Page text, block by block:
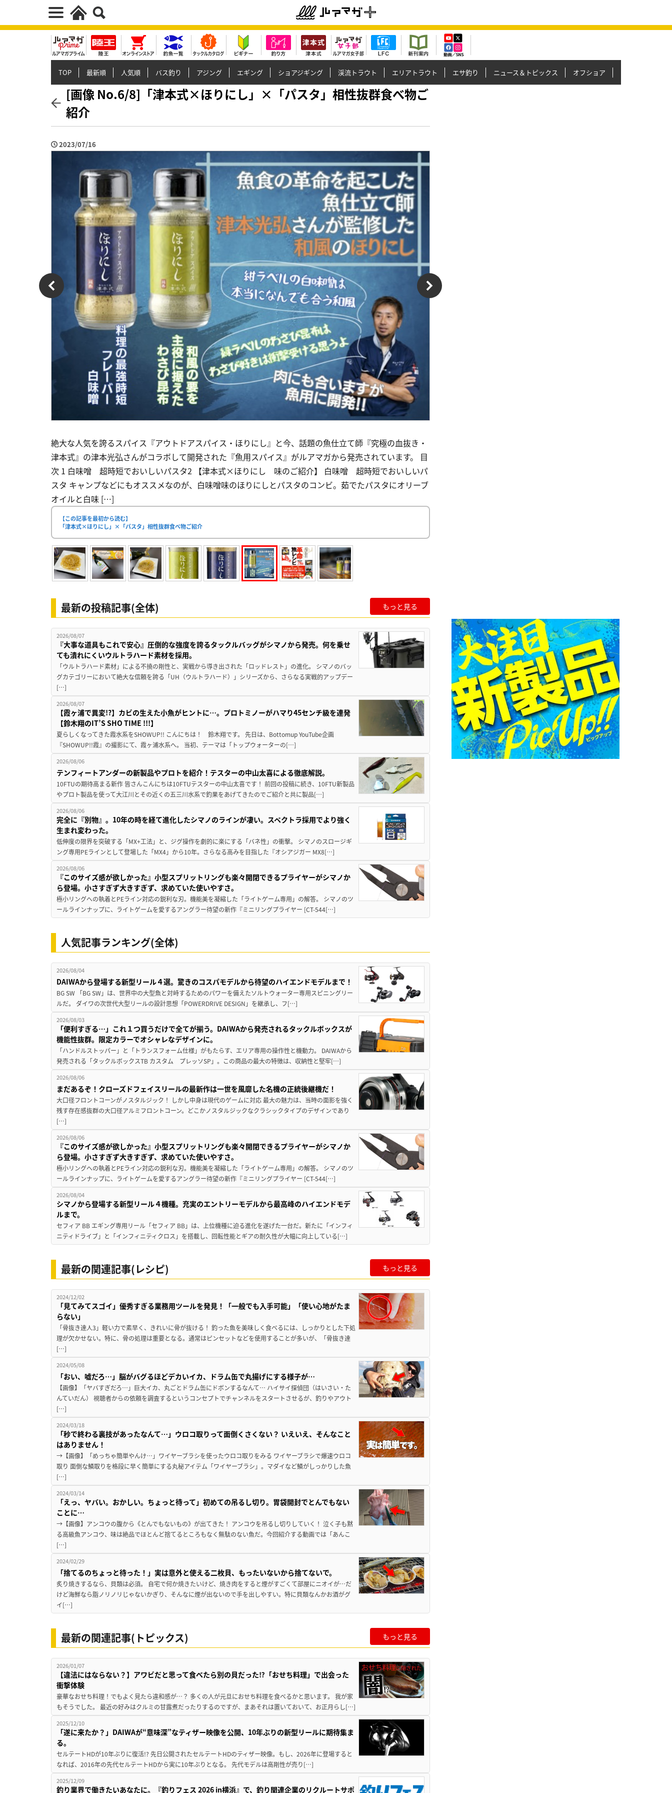
TOP 最新順 人気順 バス釣り アジング エギング ショアジギング 渓流トラウト エリアトラウト エサ釣り ニュース＆トピックス オフショア
[画像 No.6/8]「津本式×ほりにし」×「パスタ」相性抜群食べ物ご
紹介
2023/07/16
絶大な人気を誇るスパイス『アウトドアスパイス・ほりにし』と今、話題の魚仕立て師『究極の血抜き・
津本式』の津本光弘さんがコラボして開発された『魚用スパイス』がルアマガから発売されています。 目
次 1 白味噌 超時短でおいしいパスタ2 【津本式×ほりにし 味のご紹介】 白味噌 超時短でおいしいパ
スタ キャンプなどにもオススメなのが、白味噌味のほりにしとパスタのコンビ。茹でたパスタにオリーブ
オイルと白味 […]
【この記事を最初から読む】
「津本式×ほりにし」×「パスタ」相性抜群食べ物ご紹介
最新の投稿記事(全体) もっと見る
2026/08/07
『大事な道具もこれで安心』圧倒的な強度を誇るタックルバッグがシマノから発売。何を乗せ
ても潰れにくいウルトラハード素材を採用。
「ウルトラハード素材」による不撓の剛性と、実戦から導き出された「ロッドレスト」の進化。 シマノのバッ
グカテゴリーにおいて絶大な信頼を誇る「UH（ウルトラハード）」シリーズから、さらなる実戦的アップデー
[…]
2026/08/07
【霞ヶ浦で異変!?】カビの生えた小魚がヒントに…。プロトミノーがハマり45センチ級を連発
【鈴木翔のIT’S SHO TIME !!!】
夏らしくなってきた霞水系をSHOWUP!! こんにちは！ 鈴木翔です。 先日は、Bottomup YouTube企画
『SHOWUP!!霞』の撮影にて、霞ヶ浦水系へ。 当初、テーマは「トップウォーターの[…]
2026/08/06
テンフィートアンダーの新製品やプロトを紹介！テスターの中山太喜による徹底解説。
10FTUの期待高まる新作 皆さんこんにちは10FTUテスターの中山太喜です！ 前回の投稿に続き、10FTU新製品
やプロト製品を使って大江川とその近くの五三川水系で釣果をあげてきたのでご紹介と共に製品[…]
2026/08/06
完全に『別物』。10年の時を経て進化したシマノのラインが凄い。スペクトラ採用でより強く
生まれ変わった。
低伸度の限界を突破する「MX+工法」と、ジグ操作を劇的に楽にする「バネ性」の衝撃。 シマノのスロージギ
ング専用PEラインとして登場した「MX4」から10年。さらなる高みを目指した『オシアジガー MX8[…]
2026/08/06
『このサイズ感が欲しかった』小型スプリットリングも楽々開閉できるプライヤーがシマノか
ら登場。小さすぎず大きすぎず、求めていた使いやすさ。
極小リングへの執着とPEライン対応の鋭利な刃。機能美を凝縮した「ライトゲーム専用」の解答。 シマノのツ
ールラインナップに、ライトゲームを愛するアングラー待望の新作『ミニリングプライヤー [CT-544[…]
人気記事ランキング(全体)
2026/08/04
DAIWAから登場する新型リール４選。驚きのコスパモデルから待望のハイエンドモデルまで！
BG SW 「BG SW」は、世界中の大型魚と対峙するためのパワーを備えたソルトウォーター専用スピニングリー
ルだ。 ダイワの次世代大型リールの設計思想「POWERDRIVE DESIGN」を継承し、フ[…]
2026/08/03
「便利すぎる…」これ１つ買うだけで全てが揃う。DAIWAから発売されるタックルボックスが
機能性抜群。限定カラーでオシャレなデザインに。
「ハンドルストッパー」と「トランスフォーム仕様」がもたらす、エリア専用の操作性と機動力。 DAIWAから
発売される「タックルボックスTB カスタム プレッソSP」。この商品の最大の特徴は、収納性と堅牢[…]
2026/08/06
まだあるぞ！クローズドフェイスリールの最新作は一世を風靡した名機の正統後継機だ！
大口径フロントコーンがノスタルジック！ しかし中身は現代のゲームに対応 最大の魅力は、当時の面影を強く
残す存在感抜群の大口径アルミフロントコーン。どこかノスタルジックなクラシックタイプのデザインであり
[…]
2026/08/06
『このサイズ感が欲しかった』小型スプリットリングも楽々開閉できるプライヤーがシマノか
ら登場。小さすぎず大きすぎず、求めていた使いやすさ。
極小リングへの執着とPEライン対応の鋭利な刃。機能美を凝縮した「ライトゲーム専用」の解答。 シマノのツ
ールラインナップに、ライトゲームを愛するアングラー待望の新作『ミニリングプライヤー [CT-544[…]
2026/08/04
シマノから登場する新型リール４機種。充実のエントリーモデルから最高峰のハイエンドモデ
ルまで。
セフィア BB エギング専用リール「セフィア BB」は、上位機種に迫る進化を遂げた一台だ。新たに「インフィ
ニティドライブ」と「インフィニティクロス」を搭載し、回転性能とギアの耐久性が大幅に向上している[…]
最新の関連記事(レシピ) もっと見る
2024/12/02
「見てみてスゴイ」優秀すぎる業務用ツールを発見！「一般でも入手可能」「使い心地がたま
らない」
「骨抜き達人3」軽い力で素早く、きれいに骨が抜ける！ 釣った魚を美味しく食べるには、しっかりとした下処
理が欠かせない。特に、骨の処理は重要となる。通常はピンセットなどを使用することが多いが、「骨抜き達
[…]
2024/05/08
「おい、嘘だろ…」脳がバグるほどデカいイカ、ドラム缶で丸揚げにする様子が…
【画像】「ヤバすぎだろ…」巨大イカ、丸ごとドラム缶にドボンするなんて… ハイサイ探偵団（はいさい・た
んていだん） 視聴者からの依頼を調査するというコンセプトでチャンネルをスタートさせるが、釣りやアウト
[…]
2024/03/18
「秒で終わる裏技があったなんて…」ウロコ取りって面倒くさくない？ いえいえ、そんなこと
はありません！
→【画像】「めっちゃ簡単やんけ…」ワイヤーブラシを使ったウロコ取りをみる ワイヤーブラシで爆速ウロコ
取り 面倒な鱗取りを格段に早く簡単にする丸秘アイテム「ワイヤーブラシ」。マダイなど鱗がしっかりした魚
[…]
2024/03/14
「えっ、ヤバい。おかしい。ちょっと待って」初めての吊るし切り。胃袋開封でとんでもない
ことに…
→【画像】アンコウの腹から《とんでもないもの》が出てきた！ アンコウを吊るし切りしていく！ 泣く子も黙
る高級魚アンコウ、味は絶品でほとんど捨てるところもなく無駄のない魚だ。今回紹介する動画では「あんこ
[…]
2024/02/29
「捨てるのちょっと待った！」実は意外と使える二枚貝、もったいないから捨てないで。
炙り焼きするなら、貝類は必須。 自宅で何か焼きたいけど、焼き肉をすると煙がすごくて部屋にニオイが…だ
けど海鮮なら脂ノリノリじゃないかぎり、そんなに煙が出ないので手を出しやすい。特に貝類なんかお酒がグ
イ[…]
最新の関連記事(トピックス) もっと見る
2026/01/07
【違法にはならない？】アワビだと思って食べたら別の貝だった⁉「おせち料理」で出会った
衝撃体験
豪華なおせち料理！でもよく見たら違和感が…？ 多くの人が元旦におせち料理を食べるかと思います。 我が家
もそうでした。 最近の好みはクルミの甘露煮だったりするのですが、まあそれは置いておいて、お正月らし[…]
2025/12/10
「遂に来たか？」DAIWAが“意味深”なティザー映像を公開、10年ぶりの新型リールに期待集ま
る。
セルテートHDが10年ぶりに復活!? 先日公開されたセルテートHDのティザー映像。もし、2026年に登場すると
なれば、2016年の先代セルテートHDから実に10年ぶりとなる。 先代モデルは高剛性が売り[…]
2025/12/09
釣り業界で働きたいあなたに。『釣りフェス 2026 in横浜』で、釣り関連企業のリクルートサポ